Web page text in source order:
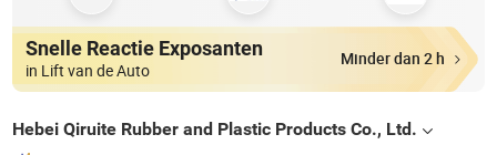
Snelle Reactie Exposanten
in Lift van de Auto
Minder dan 2 h
Hebei Qiruite Rubber and Plastic Products Co., Ltd.